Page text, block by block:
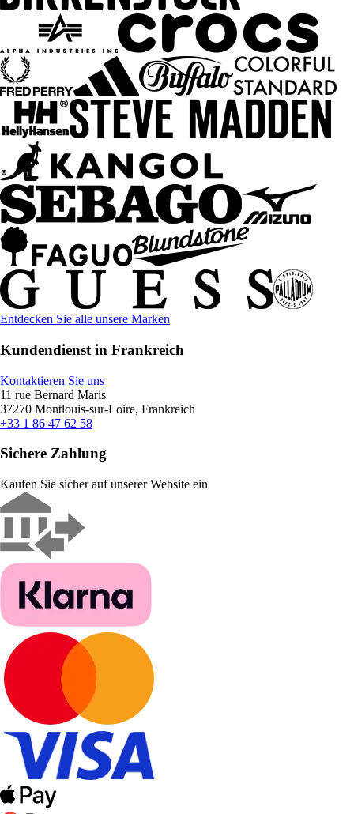
Entdecken Sie alle unsere Marken
Kundendienst in Frankreich
Kontaktieren Sie uns
11 rue Bernard Maris
37270 Montlouis-sur-Loire, Frankreich
+33 1 86 47 62 58
Sichere Zahlung
Kaufen Sie sicher auf unserer Website ein